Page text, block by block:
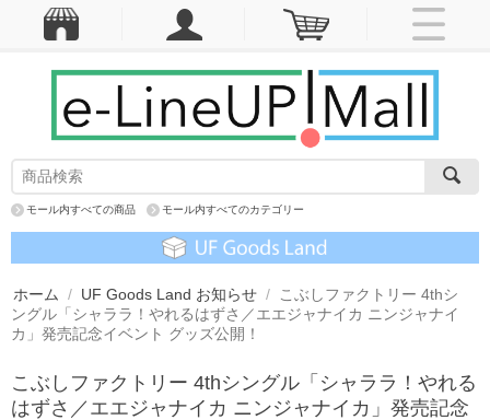
モール内すべての商品 モール内すべてのカテゴリー
ホーム / UF Goods Land お知らせ /
こぶしファクトリー 4thシ
ングル「シャララ！やれるはずさ／エエジャナイカ ニンジャナイ
カ」発売記念イベント グッズ公開！
こぶしファクトリー 4thシングル「シャララ！やれる
はずさ／エエジャナイカ ニンジャナイカ」発売記念